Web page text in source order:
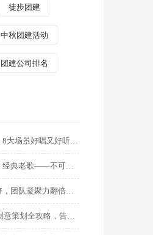
徒步团建
中秋团建活动
团建公司排名
年会选歌指南，8大场景好唱又好听的金曲推荐，点燃全场氛围！
点燃年会激情！经典老歌——不可替代的气氛引擎！?
年会歌曲选得好，团队凝聚力翻倍！HR必藏100+金曲清单
2026新潮年会创意策划全攻略，告别千篇一律，点燃团队激情！